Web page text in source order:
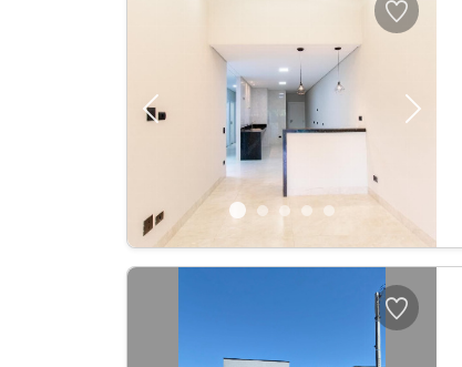
Previous Next